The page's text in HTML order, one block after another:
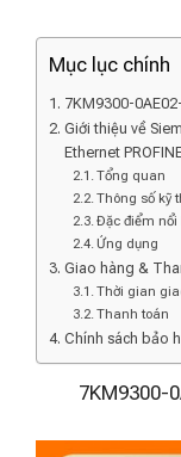
Mục lục chính
7KM9300-
Giới thiệu về
Ethernet
Tổng quan
Thông số kỹ
Đặc điểm nổi
Ứng dụng
Giao hàng &
Thời gian
Thanh toán
Chính sách bảo
7KM9300-